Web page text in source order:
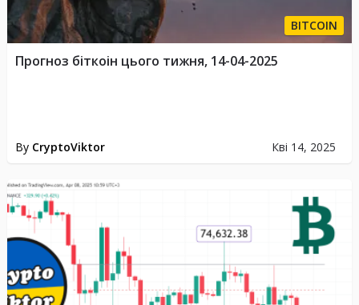
BITCOIN
By CryptoViktor Кві 14, 2025
Прогноз біткоін цього тижня, 14-04-2025